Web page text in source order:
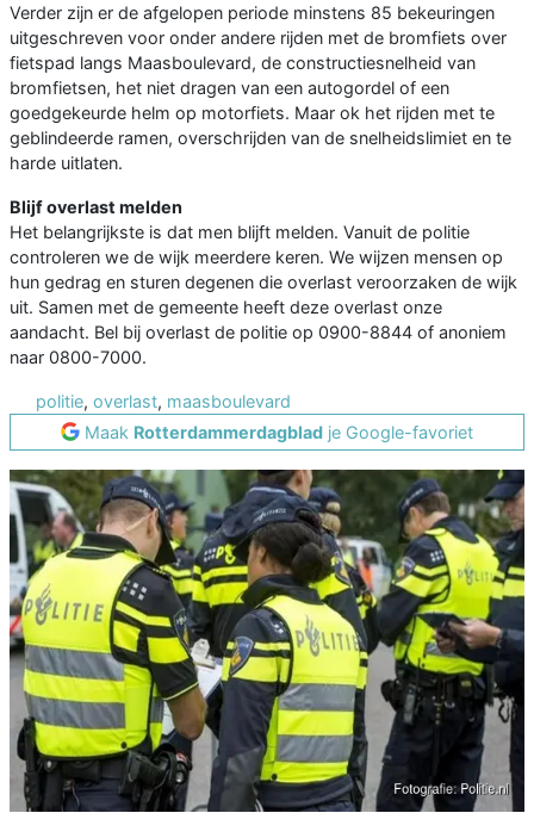
Verder zijn er de afgelopen periode minstens 85 bekeuringen
uitgeschreven voor onder andere rijden met de bromfiets over
fietspad langs Maasboulevard, de constructiesnelheid van
bromfietsen, het niet dragen van een autogordel of een
goedgekeurde helm op motorfiets. Maar ok het rijden met te
geblindeerde ramen, overschrijden van de snelheidslimiet en te
harde uitlaten.
Blijf overlast melden
Het belangrijkste is dat men blijft melden. Vanuit de politie
controleren we de wijk meerdere keren. We wijzen mensen op
hun gedrag en sturen degenen die overlast veroorzaken de wijk
uit. Samen met de gemeente heeft deze overlast onze
aandacht. Bel bij overlast de politie op 0900-8844 of anoniem
naar 0800-7000.
politie, overlast, maasboulevard
Maak Rotterdammerdagblad je Google-favoriet